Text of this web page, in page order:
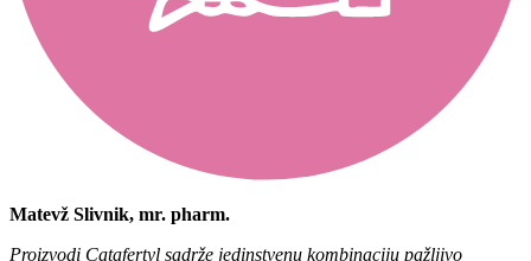
Matevž Slivnik, mr. pharm.
Proizvodi Catafertyl sadrže jedinstvenu kombinaciju pažljivo